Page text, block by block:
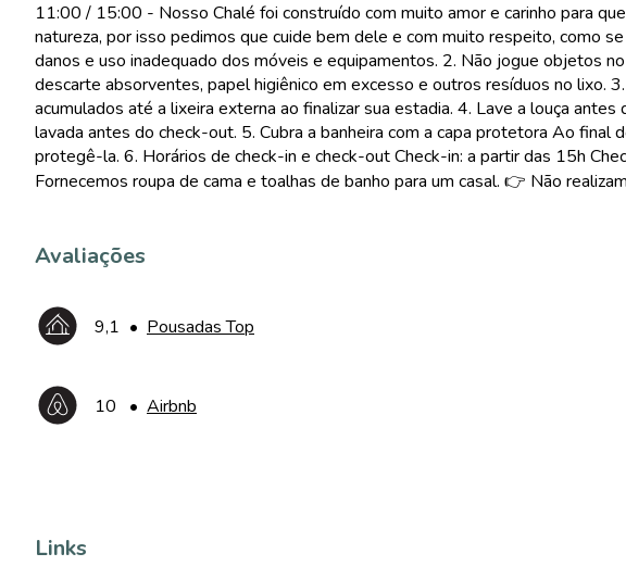
11:00 / 15:00 - Nosso Chalé foi construído com muito amor e carinho para
natureza, por isso pedimos que cuide bem dele e com muito respeito, como
danos e uso inadequado dos móveis e equipamentos. 2. Não jogue objetos
descarte absorventes, papel higiênico em excesso e outros resíduos no lixo.
acumulados até a lixeira externa ao finalizar sua estadia. 4. Lave a louça
lavada antes do check-out. 5. Cubra a banheira com a capa protetora Ao final
protegê-la. 6. Horários de check-in e check-out Check-in: a partir das 15h
Fornecemos roupa de cama e toalhas de banho para um casal. 👉 Não
Avaliações
9,1 • Pousadas Top
10 • Airbnb
Links